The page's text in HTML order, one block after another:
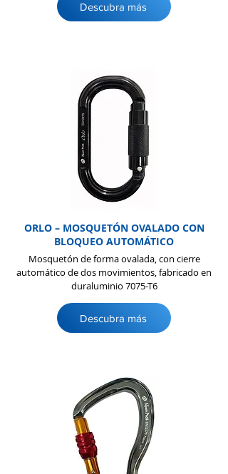
Descubra más
ORLO – MOSQUETÓN OVALADO CON
BLOQUEO AUTOMÁTICO
Mosquetón de forma ovalada, con cierre
automático de dos movimientos, fabricado en
duraluminio 7075-T6
Descubra más